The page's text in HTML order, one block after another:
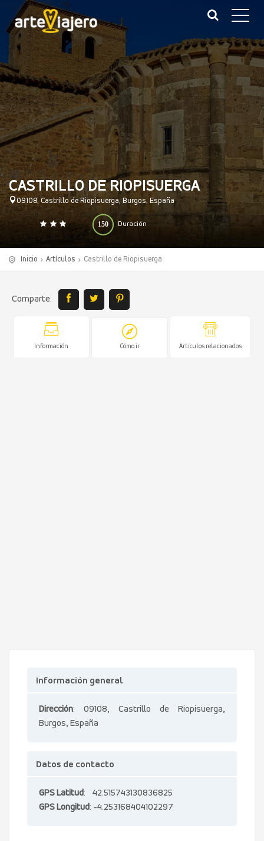
CASTRILLO DE RIOPISUERGA
09108, Castrillo de Riopisuerga, Burgos, España
Duración
150
0 140
Inicio Artículos Castrillo de Riopisuerga
Comparte:
Información Cómo ir Artículos relacionados
Información general
Dirección: 09108, Castrillo de Riopisuerga,
Burgos, España
Datos de contacto
GPS Latitud: 42.515743130836825
GPS Longitud: -4.253168404102297